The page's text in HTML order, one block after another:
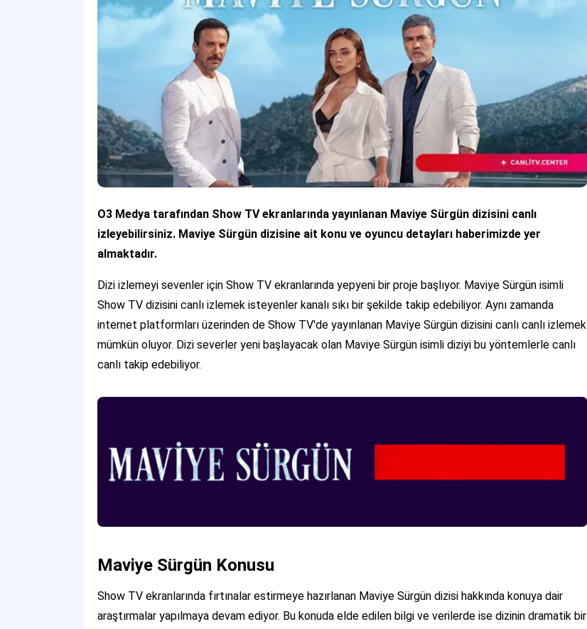
O3 Medya tarafından Show TV ekranlarında yayınlanan Maviye Sürgün dizisini canlı
izleyebilirsiniz. Maviye Sürgün dizisine ait konu ve oyuncu detayları haberimizde yer
almaktadır.
Dizi izlemeyi sevenler için Show TV ekranlarında yepyeni bir proje başlıyor. Maviye Sürgün isimli
Show TV dizisini canlı izlemek isteyenler kanalı sıkı bir şekilde takip edebiliyor. Aynı zamanda
internet platformları üzerinden de Show TV'de yayınlanan Maviye Sürgün dizisini canlı canlı izlemek
mümkün oluyor. Dizi severler yeni başlayacak olan Maviye Sürgün isimli diziyi bu yöntemlerle canlı
canlı takip edebiliyor.
Maviye Sürgün Konusu
Show TV ekranlarında fırtınalar estirmeye hazırlanan Maviye Sürgün dizisi hakkında konuya dair
araştırmalar yapılmaya devam ediyor. Bu konuda elde edilen bilgi ve verilerde ise dizinin dramatik bir